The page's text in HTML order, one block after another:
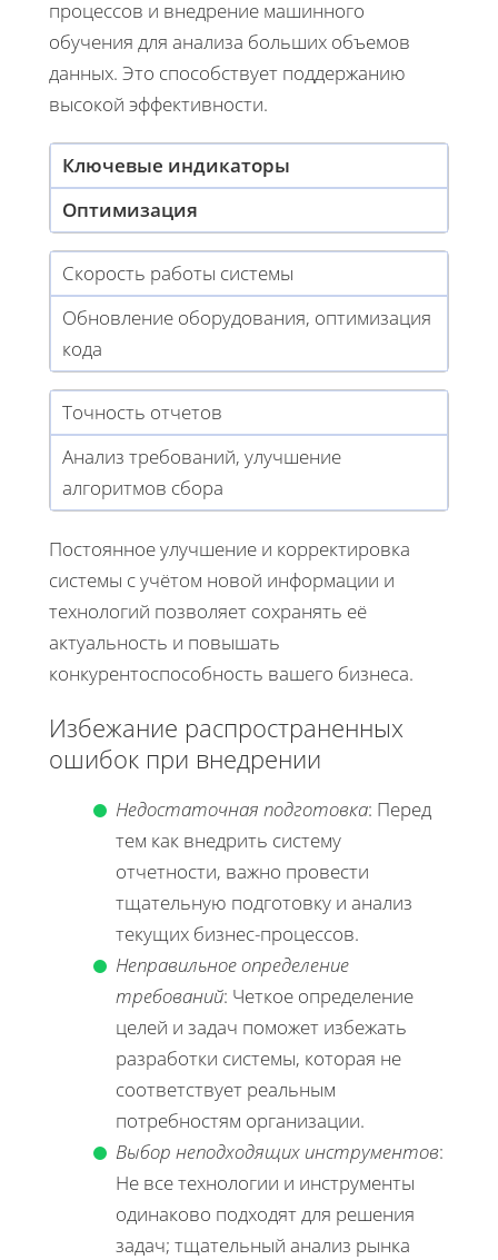
процессов и внедрение машинного
обучения для анализа больших объемов
данных. Это способствует поддержанию
высокой эффективности.
Ключевые индикаторы
Оптимизация
Скорость работы системы
Обновление оборудования, оптимизация
кода
Точность отчетов
Анализ требований, улучшение
алгоритмов сбора
Постоянное улучшение и корректировка
системы с учётом новой информации и
технологий позволяет сохранять её
актуальность и повышать
конкурентоспособность вашего бизнеса.
Избежание распространенных
ошибок при внедрении
Недостаточная подготовка: Перед
тем как внедрить систему
отчетности, важно провести
тщательную подготовку и анализ
текущих бизнес-процессов.
Неправильное определение
требований: Четкое определение
целей и задач поможет избежать
разработки системы, которая не
соответствует реальным
потребностям организации.
Выбор неподходящих инструментов:
Не все технологии и инструменты
одинаково подходят для решения
задач; тщательный анализ рынка